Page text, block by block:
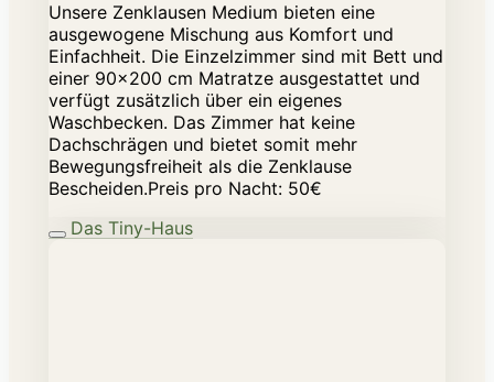
Unsere Zenklausen Medium bieten eine
ausgewogene Mischung aus Komfort und
Einfachheit. Die Einzelzimmer sind mit Bett und
einer 90x200 cm Matratze ausgestattet und
verfügt zusätzlich über ein eigenes
Waschbecken. Das Zimmer hat keine
Dachschrägen und bietet somit mehr
Bewegungsfreiheit als die Zenklause
Bescheiden.Preis pro Nacht: 50€
Das Tiny-Haus